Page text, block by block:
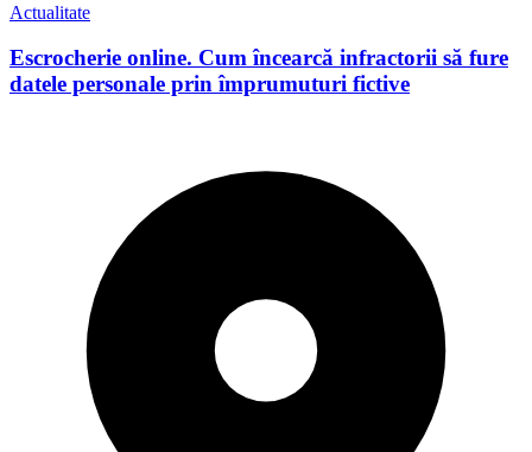
Actualitate
Escrocherie online. Cum încearcă infractorii să fure
datele personale prin împrumuturi fictive